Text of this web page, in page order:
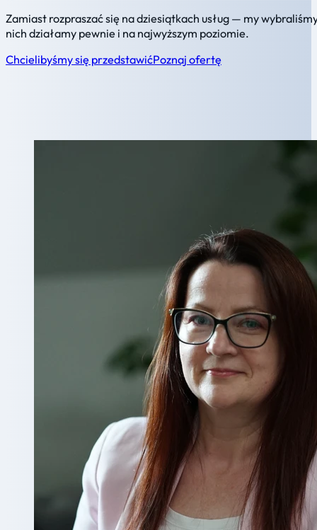
Zamiast rozpraszać się na dziesiątkach usług — my
nich działamy pewnie i na najwyższym poziomie.
Chcielibyśmy się przedstawićPoznaj ofertę